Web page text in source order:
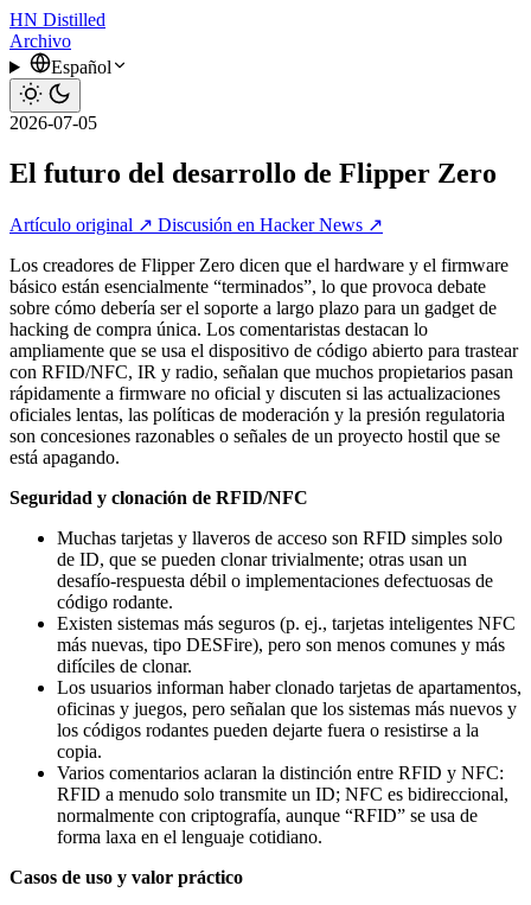
HN Distilled
Archivo
Español
2026-07-05
El futuro del desarrollo de Flipper Zero
Artículo original ↗ Discusión en Hacker News ↗
Los creadores de Flipper Zero dicen que el hardware y el firmware
básico están esencialmente “terminados”, lo que provoca debate
sobre cómo debería ser el soporte a largo plazo para un gadget de
hacking de compra única. Los comentaristas destacan lo
ampliamente que se usa el dispositivo de código abierto para trastear
con RFID/NFC, IR y radio, señalan que muchos propietarios pasan
rápidamente a firmware no oficial y discuten si las actualizaciones
oficiales lentas, las políticas de moderación y la presión regulatoria
son concesiones razonables o señales de un proyecto hostil que se
está apagando.
Seguridad y clonación de RFID/NFC
Muchas tarjetas y llaveros de acceso son RFID simples solo
de ID, que se pueden clonar trivialmente; otras usan un
desafío-respuesta débil o implementaciones defectuosas de
código rodante.
Existen sistemas más seguros (p. ej., tarjetas inteligentes NFC
más nuevas, tipo DESFire), pero son menos comunes y más
difíciles de clonar.
Los usuarios informan haber clonado tarjetas de apartamentos,
oficinas y juegos, pero señalan que los sistemas más nuevos y
los códigos rodantes pueden dejarte fuera o resistirse a la
copia.
Varios comentarios aclaran la distinción entre RFID y NFC:
RFID a menudo solo transmite un ID; NFC es bidireccional,
normalmente con criptografía, aunque “RFID” se usa de
forma laxa en el lenguaje cotidiano.
Casos de uso y valor práctico